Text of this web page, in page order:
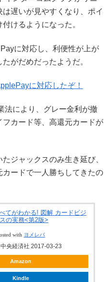
遅いが見やすくなり、ポイ
けるようになった。
に対応し、利便性が上が
がだめだったようだ。
に対応したぞ！
法により、グレー金利が撤
カード等、高還元カードが
ジャックスのみ生き延び、
ードで一人勝ちしてきたの
てがわかる! 図解 カードビジ
の実務<第2版>
with ヨメレバ
央経済社 2017-03-23
Amazon
Kindle